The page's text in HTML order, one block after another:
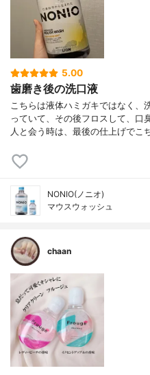
5.00
歯磨き後の洗口液
こちらは液体ハミガキではなく、
っていて、その後フロスして、口
人と会う時は、最後の仕上げでこ
NONIO(ノニオ)
マウスウォッシュ
chaan